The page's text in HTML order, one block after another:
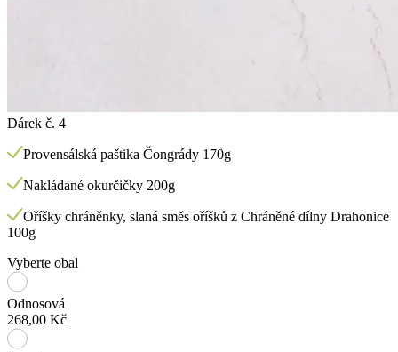
Dárek č. 4
Provensálská paštika Čongrády 170g
Nakládané okurčičky 200g
Oříšky chráněnky, slaná směs oříšků z Chráněné dílny Drahonice
100g
Vyberte obal
Odnosová
268,00 Kč